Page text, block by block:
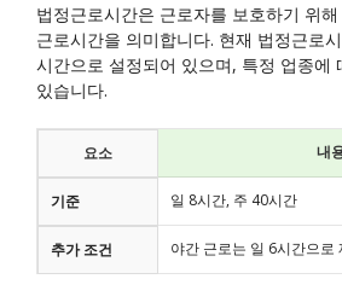
법정근로시간은 근로자를 보호하기 위
근로시간을 의미합니다. 현재 법정근로
시간으로 설정되어 있으며, 특정 업종에
있습니다.
요소 내
기준 일 8시간, 주 40시간
추가 조건 야간 근로는 일 6시간으로